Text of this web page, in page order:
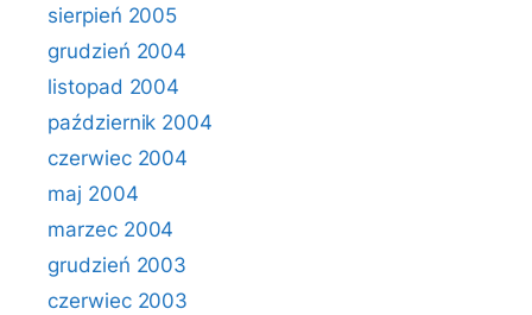
sierpień 2005
grudzień 2004
listopad 2004
październik 2004
czerwiec 2004
maj 2004
marzec 2004
grudzień 2003
czerwiec 2003